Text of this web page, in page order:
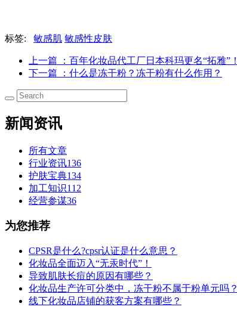
标签: 敏感肌 敏感性皮肤
上一篇
：百年化妆品代工厂日本科玛更名“拓雅”！
下一篇
：什么是冻干粉？冻干粉有什么作用？
新闻资讯
所有文章
行业资讯136
护肤宝典134
加工知识112
经营参谋36
为您推荐
CPSR是什么?cpsr认证是什么意思？
化妆品全面迈入“无汞时代”！
导致肌肤长痘的原因有哪些？
化妆品生产许可分类中，冻干粉不属于粉单元吗？
线下化妆品店铺的获客方案有哪些？